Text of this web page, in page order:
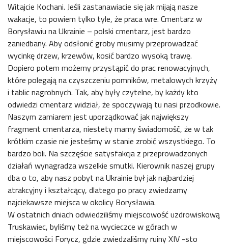
Witajcie Kochani. Jeśli zastanawiacie się jak mijają nasze
wakacje, to powiem tylko tyle, że praca wre. Cmentarz w
Borysławiu na Ukrainie – polski cmentarz, jest bardzo
zaniedbany. Aby odsłonić groby musimy przeprowadzać
wycinkę drzew, krzewów, kosić bardzo wysoką trawę.
Dopiero potem możemy przystąpić do prac renowacyjnych,
które polegają na czyszczeniu pomników, metalowych krzyży
i tablic nagrobnych. Tak, aby były czytelne, by każdy kto
odwiedzi cmentarz widział, że spoczywają tu nasi przodkowie.
Naszym zamiarem jest uporządkować jak największy
fragment cmentarza, niestety mamy świadomość, że w tak
krótkim czasie nie jesteśmy w stanie zrobić wszystkiego. To
bardzo boli. Na szczęście satysfakcja z przeprowadzonych
działań wynagradza wszelkie smutki. Kierownik naszej grupy
dba o to, aby nasz pobyt na Ukrainie był jak najbardziej
atrakcyjny i kształcący, dlatego po pracy zwiedzamy
najciekawsze miejsca w okolicy Borysławia.
W ostatnich dniach odwiedziliśmy miejscowość uzdrowiskową
Truskawiec, byliśmy też na wycieczce w górach w
miejscowości Forycz, gdzie zwiedzaliśmy ruiny XIV -sto